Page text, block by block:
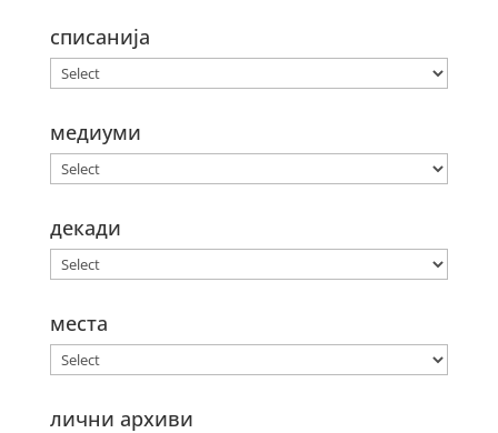
списанија
медиуми
декади
места
лични архиви